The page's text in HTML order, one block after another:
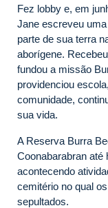
Fez lobby e, em
Jane escreveu
parte de sua terra
aborígene.
fundou a missão
providenciou
comunidade,
sua vida.
A Reserva Burra
Coonabarabran até
acontecendo
cemitério no qual
sepultados.